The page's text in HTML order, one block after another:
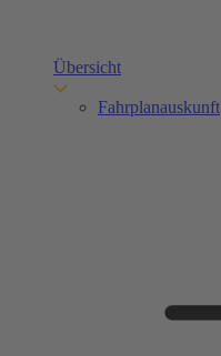
Übersicht
Fahrplanauskunft